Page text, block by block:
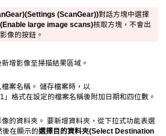
(Settings (ScanGear))對話方塊中選擇
(Enable large image scans)核取方塊，不會出
像的按鈕。
增影像至掃描結果區域。
案名稱。 儲存檔案時，以
」格式在設定的檔案名稱後附加日期和四位數。
的資料夾。 要新增資料夾，從下拉式功能表選
後在顯示的選擇目的資料夾(Select Destination